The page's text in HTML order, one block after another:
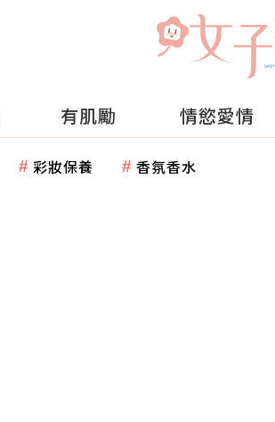
有肌勵 情慾愛情
彩妝保養 香氛香水